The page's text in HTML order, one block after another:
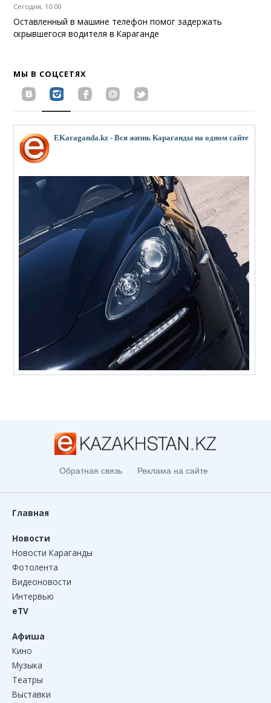
Сегодня, 10:00
Оставленный в машине телефон помог задержать
скрывшегося водителя в Караганде
МЫ В СОЦСЕТЯХ
EKaraganda.kz - Вся жизнь Караганды на одном сайте
Обратная связь Реклама на сайте
Главная
Новости
Новости Караганды
Фотолента
Видеоновости
Интервью
eTV
Афиша
Кино
Музыка
Театры
Выставки